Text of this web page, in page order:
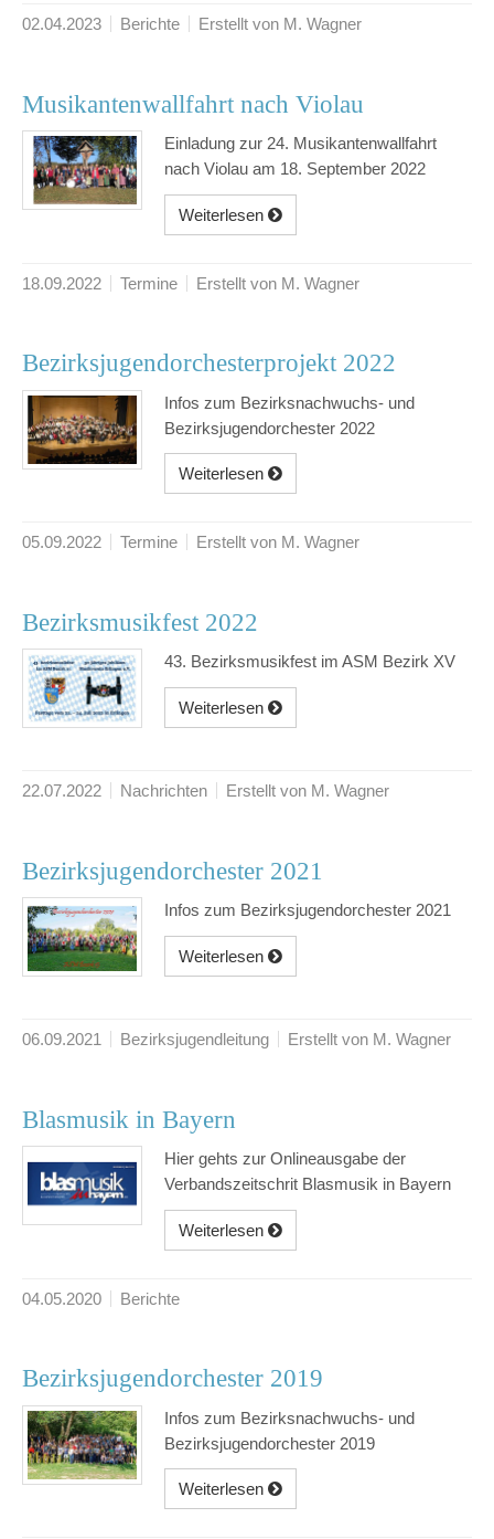
02.04.2023 Berichte Erstellt von M. Wagner
Musikantenwallfahrt nach Violau
Einladung zur 24. Musikantenwallfahrt
nach Violau am 18. September 2022
Weiterlesen
18.09.2022 Termine Erstellt von M. Wagner
Bezirksjugendorchesterprojekt 2022
Infos zum Bezirksnachwuchs- und
Bezirksjugendorchester 2022
Weiterlesen
05.09.2022 Termine Erstellt von M. Wagner
Bezirksmusikfest 2022
43. Bezirksmusikfest im ASM Bezirk XV
Weiterlesen
22.07.2022 Nachrichten Erstellt von M. Wagner
Bezirksjugendorchester 2021
Infos zum Bezirksjugendorchester 2021
Weiterlesen
06.09.2021 Bezirksjugendleitung Erstellt von M. Wagner
Blasmusik in Bayern
Hier gehts zur Onlineausgabe der
Verbandszeitschrit Blasmusik in Bayern
Weiterlesen
04.05.2020 Berichte
Bezirksjugendorchester 2019
Infos zum Bezirksnachwuchs- und
Bezirksjugendorchester 2019
Weiterlesen